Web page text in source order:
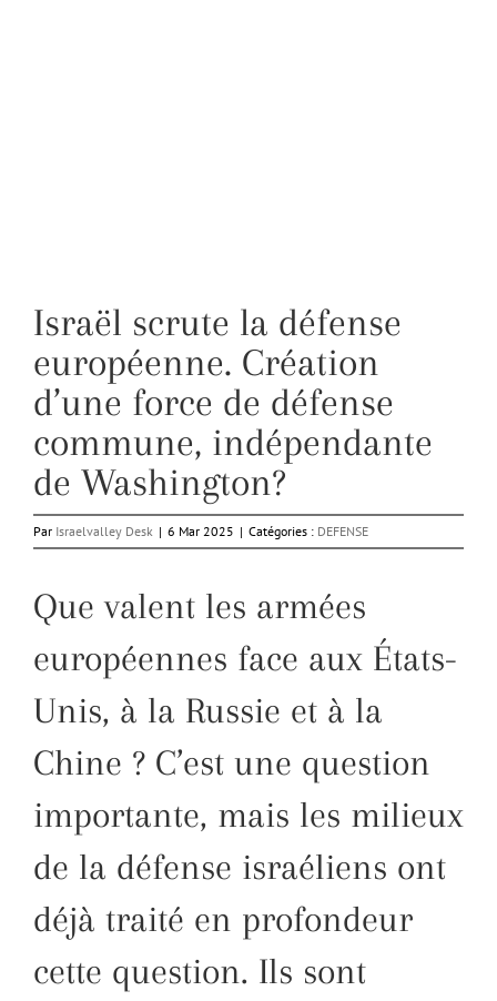
Israël scrute la défense
européenne. Création
d’une force de défense
commune, indépendante
de Washington?
Par Israelvalley Desk | 6 Mar 2025 | Catégories : DEFENSE
Que valent les armées
européennes face aux États-
Unis, à la Russie et à la
Chine ? C’est une question
importante, mais les milieux
de la défense israéliens ont
déjà traité en profondeur
cette question. Ils sont